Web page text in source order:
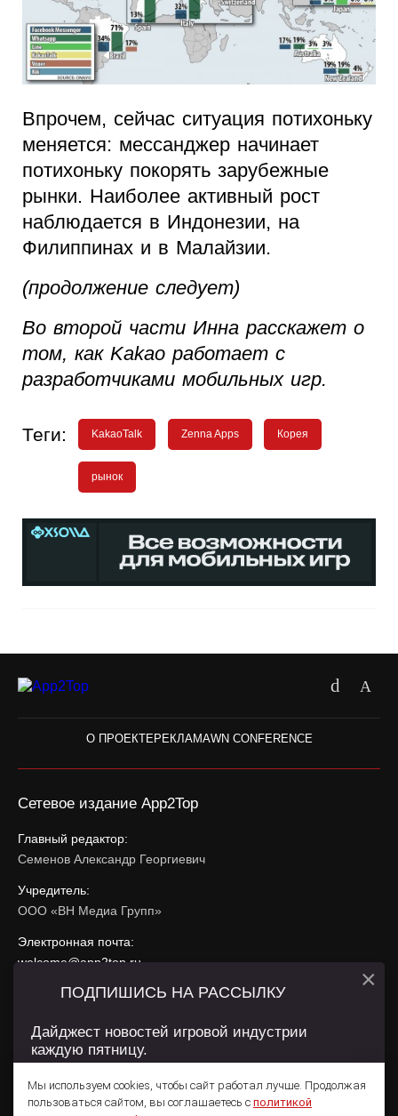
Впрочем, сейчас ситуация потихоньку
меняется: мессанджер начинает
потихоньку покорять зарубежные
рынки. Наиболее активный рост
наблюдается в Индонезии, на
Филиппинах и в Малайзии.
(продолжение следует)
Во второй части Инна расскажет о
том, как Kakao работает с
разработчиками мобильных игр.
Теги: KakaoTalk Zenna Apps Корея
рынок
О ПРОЕКТЕРЕКЛАМАWN CONFERENCE
Сетевое издание App2Top
Главный редактор:
Семенов Александр Георгиевич
Учредитель:
ООО «ВН Медиа Групп»
Электронная почта:
welcome@app2top.ru
При использовании материалов активная ссылка на
Сайт использует IP адреса, cookie, данные геолокации
использования содержатся вПолитике конфиденциальностии
Пользовательском соглашении .
Мы используем cookies, чтобы сайт работал лучше. Продолжая
пользоваться сайтом, вы соглашаетесь с политикой
ПОДПИШИСЬ НА РАССЫЛКУ
Дайджест новостей игровой индустрии
каждую пятницу.
×